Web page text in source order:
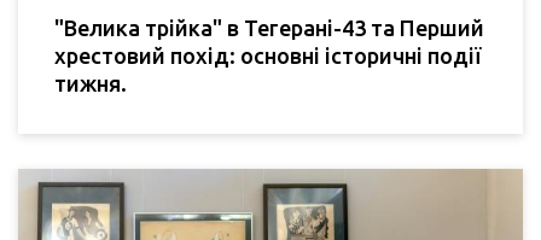
"Велика трійка" в Тегерані-43 та Перший
хрестовий похід: основні історичні події
тижня.